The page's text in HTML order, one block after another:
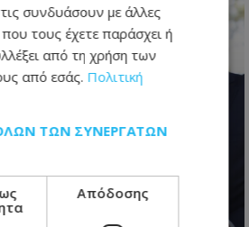
και οι
από την κρίσιμη
συνδυάσουν με άλλες
τους έχετε παράσχει ή
από τη χρήση των
από εσάς. Πολιτική
ΤΩΝ ΣΥΝΕΡΓΑΤΏΝ
Απόδοσης